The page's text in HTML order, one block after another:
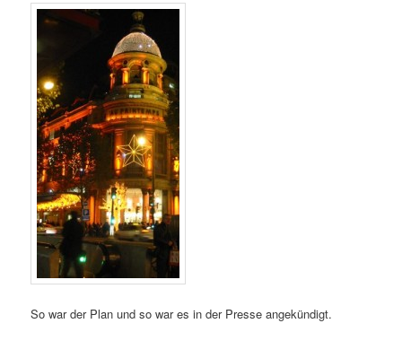
So war der Plan und so war es in der Presse angekündigt.